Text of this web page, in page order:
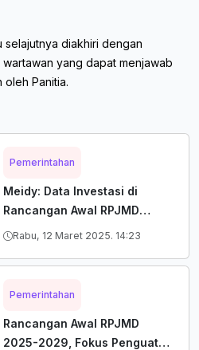
selajutnya diakhiri dengan
yang dapat menjawab
Panitia.
Pemerintahan
Meidy: Data Investasi di
Rancangan Awal RPJMD
2025-2029 Masih akan
Rabu, 12 Maret 2025. 14:23
Pemerintahan
Rancangan Awal RPJMD
2025-2029, Fokus Penguatan